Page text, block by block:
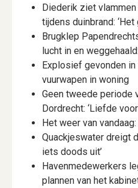
Diederik ziet
tijdens duinbrand:
Brugklep
lucht in en
Explosief gevonden in
vuurwapen in woning
Geen tweede periode
Dordrecht: ‘Liefde
Het weer van
Quackjeswater dreigt
iets doods uit’
Havenmedewerkers
plannen van het